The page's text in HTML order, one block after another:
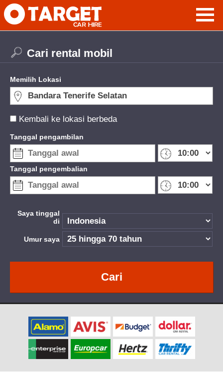
Kembali ke lokasi berbeda
Cari rental mobil
Memilih Lokasi
Tanggal pengambilan
Tanggal pengembalian
Saya tinggal
di
Umur saya
Cari